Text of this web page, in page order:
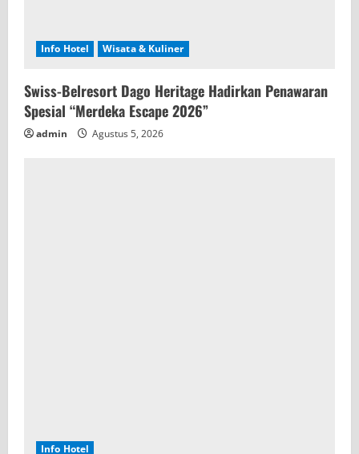
Info Hotel Wisata & Kuliner
Swiss-Belresort Dago Heritage Hadirkan Penawaran
Spesial “Merdeka Escape 2026”
admin Agustus 5, 2026
Info Hotel